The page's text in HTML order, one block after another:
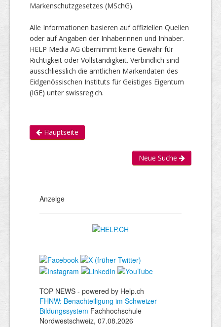
Markenschutzgesetzes (MSchG).
Alle Informationen basieren auf offiziellen Quellen
oder auf Angaben der Inhaberinnen und Inhaber.
HELP Media AG übernimmt keine Gewähr für
Richtigkeit oder Vollständigkeit. Verbindlich sind
ausschliesslich die amtlichen Markendaten des
Eidgenössischen Instituts für Geistiges Eigentum
(IGE) unter swissreg.ch.
Hauptseite
Neue Suche